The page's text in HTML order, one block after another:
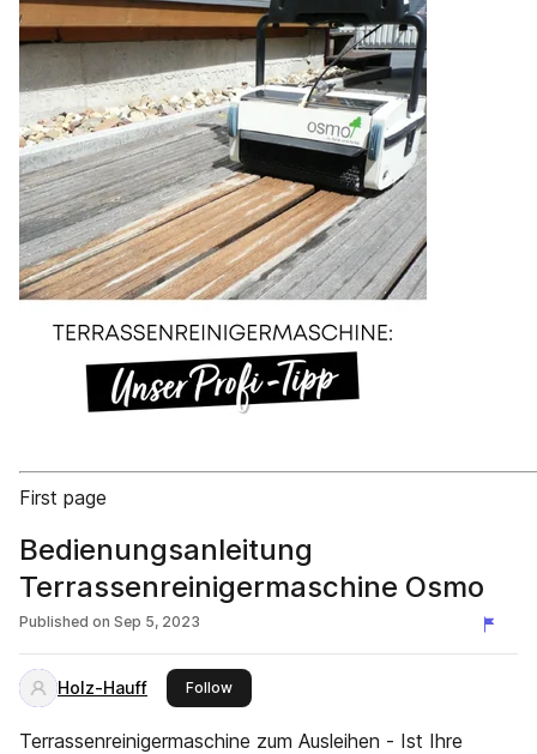
First page
Bedienungsanleitung
Terrassenreinigermaschine Osmo
Published on Sep 5, 2023
Holz-Hauff Followthis publisher
Terrassenreiniger­maschine zum Ausleihen - Ist Ihre